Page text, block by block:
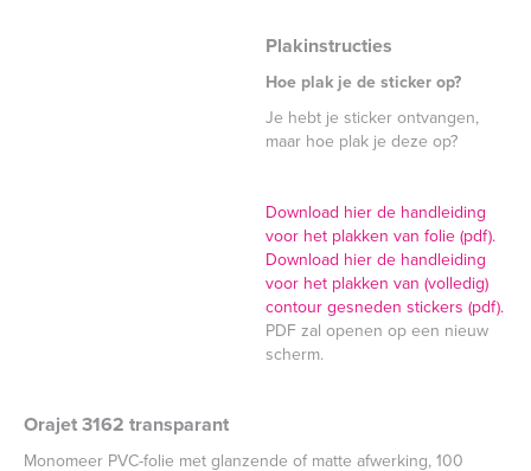
Plakinstructies
Hoe plak je de sticker op?
Je hebt je sticker ontvangen,
maar hoe plak je deze op?
Download hier de handleiding
voor het plakken van folie (pdf).
Download hier de handleiding
voor het plakken van (volledig)
contour gesneden stickers (pdf).
PDF zal openen op een nieuw
scherm.
Orajet 3162 transparant
Monomeer PVC-folie met glanzende of matte afwerking, 100